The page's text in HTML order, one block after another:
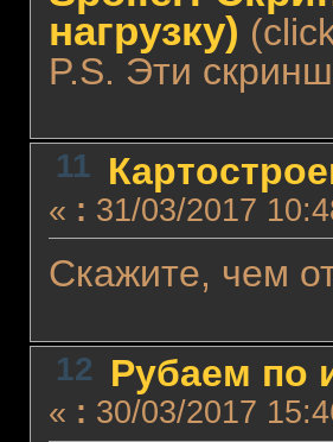
нагрузку)
P.S. Эти
11
« : 31/03/2017
Скажите, чем
12 Рубаем по
« : 30/03/2017